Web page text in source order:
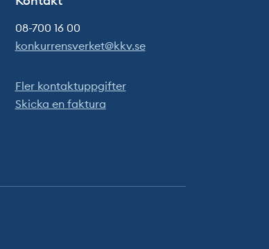
08-700 16 00
konkurrensverket@kkv.se
Fler kontaktuppgifter
Skicka en faktura